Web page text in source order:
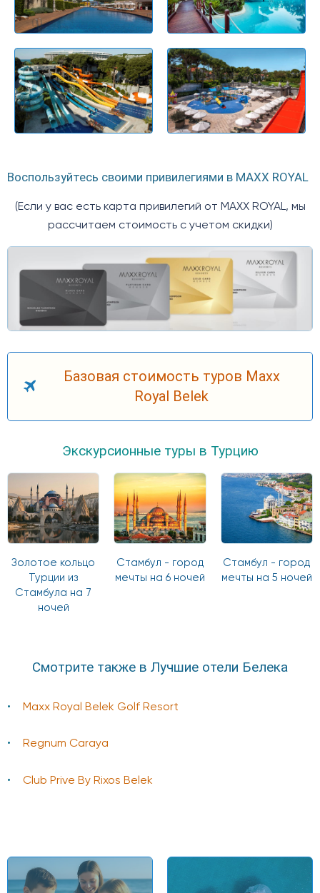
Воспользуйтесь своими привилегиями в MAXX ROYAL
(Если у вас есть карта привилегий от MAXX ROYAL, мы
рассчитаем стоимость с учетом скидки)
Базовая стоимость туров Maxx
Royal Belek
Экскурсионные туры в Турцию
Золотое кольцо
Турции из
Стамбула на 7
ночей
Стамбул - город
мечты на 6 ночей
Стамбул - город
мечты на 5 ночей
Смотрите также в Лучшие отели Белека
Maxx Royal Belek Golf Resort
Regnum Caraya
Club Prive By Rixos Belek